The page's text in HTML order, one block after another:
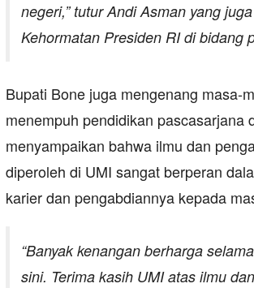
negeri,”tutur Andi Asman yang
Kehormatan Presiden RI di bidang
Bupati Bone juga mengenang masa-
menempuh pendidikan pascasarjana
menyampaikan bahwa ilmu dan
diperoleh di UMI sangat berperan
karier dan pengabdiannya kepada
“Banyak kenangan berharga
sini. Terima kasih UMI atas ilmu